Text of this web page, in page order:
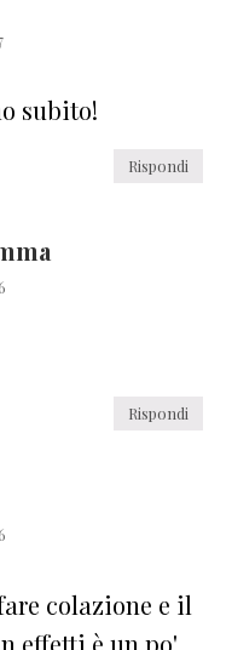
subito!
Rispondi
Rispondi
colazione e il